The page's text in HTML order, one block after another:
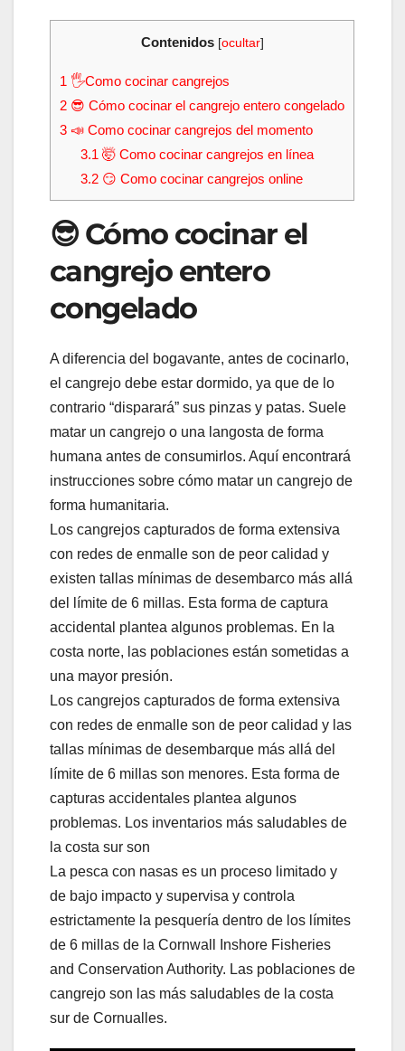
Contenidos [ocultar]
1 🖐Como cocinar cangrejos
2 😎 Cómo cocinar el cangrejo entero congelado
3 📣 Como cocinar cangrejos del momento
3.1 🤯 Como cocinar cangrejos en línea
3.2😏 Como cocinar cangrejos online
😎 Cómo cocinar el
cangrejo entero
congelado
A diferencia del bogavante, antes de cocinarlo,
el cangrejo debe estar dormido, ya que de lo
contrario “disparará” sus pinzas y patas. Suele
matar un cangrejo o una langosta de forma
humana antes de consumirlos. Aquí encontrará
instrucciones sobre cómo matar un cangrejo de
forma humanitaria.
Los cangrejos capturados de forma extensiva
con redes de enmalle son de peor calidad y
existen tallas mínimas de desembarco más allá
del límite de 6 millas. Esta forma de captura
accidental plantea algunos problemas. En la
costa norte, las poblaciones están sometidas a
una mayor presión.
Los cangrejos capturados de forma extensiva
con redes de enmalle son de peor calidad y las
tallas mínimas de desembarque más allá del
límite de 6 millas son menores. Esta forma de
capturas accidentales plantea algunos
problemas. Los inventarios más saludables de
la costa sur son
La pesca con nasas es un proceso limitado y
de bajo impacto y supervisa y controla
estrictamente la pesquería dentro de los límites
de 6 millas de la Cornwall Inshore Fisheries
and Conservation Authority. Las poblaciones de
cangrejo son las más saludables de la costa
sur de Cornualles.